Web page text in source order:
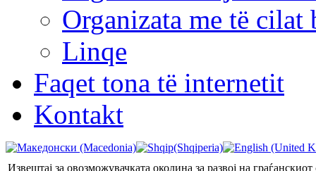
Organizata me të cilat
Linqe
Faqet tona të internetit
Kontakt
Извештај за овозможувачката околина за развој на